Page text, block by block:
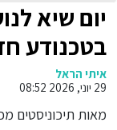
יום שיא
בטכנודע
איתי הראל
29 יוני, 2026 08:52
מאות תיכוניסטים